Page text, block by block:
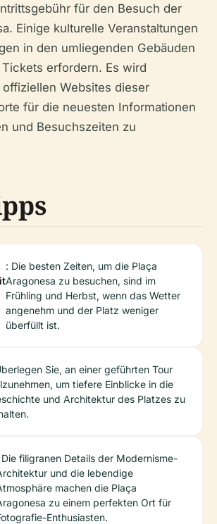
für den Besuch der
Einige kulturelle Veranstaltungen
in den umliegenden Gebäuden
erfordern. Es wird
Websites dieser
für die neuesten Informationen
und Besuchszeiten zu
: Die besten Zeiten, um die Plaça
Aragonesa zu besuchen, sind im
Frühling und Herbst, wenn das Wetter
angenehm und der Platz weniger
überfüllt ist.
Sie, an einer geführten Tour
um tiefere Einblicke in die
und Architektur des Platzes zu
Die filigranen Details der Modernisme-
und die lebendige
machen die Plaça
zu einem perfekten Ort für
Enthusiasten.